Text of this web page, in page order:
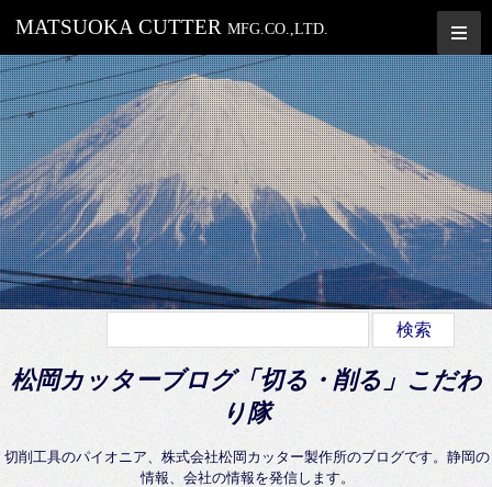
MATSUOKA CUTTERMFG.CO.,LTD.
松岡カッターブログ「切る・削る」こだわ
り隊
切削工具のパイオニア、株式会社松岡カッター製作所のブログです。静岡の
情報、会社の情報を発信します。